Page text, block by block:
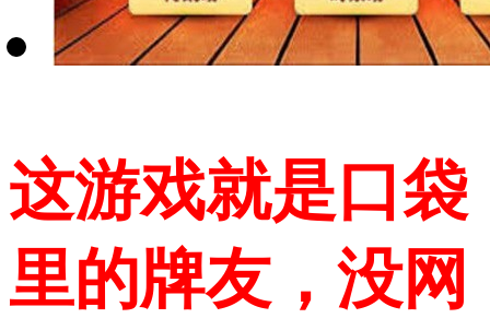
这游戏就是口袋
里的牌友，没网